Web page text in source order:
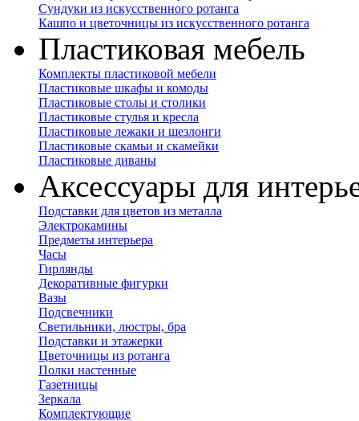
Сундуки из искусственного ротанга
Кашпо и цветочницы из искусственного ротанга
Пластиковая мебель
Комплекты пластиковой мебели
Пластиковые шкафы и комоды
Пластиковые столы и столики
Пластиковые стулья и кресла
Пластиковые лежаки и шезлонги
Пластиковые скамьи и скамейки
Пластиковые диваны
Аксессуары для
Подставки для цветов из металла
Электрокамины
Предметы интерьера
Часы
Гирлянды
Декоративные фигурки
Вазы
Подсвечники
Светильники, люстры, бра
Подставки и этажерки
Цветочницы из ротанга
Полки настенные
Газетницы
Зеркала
Комплектующие